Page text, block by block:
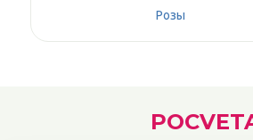
Розы